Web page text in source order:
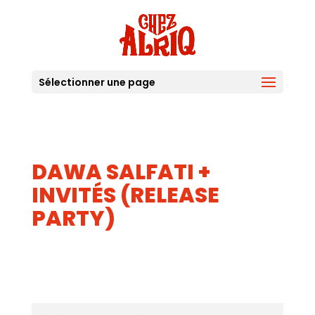
Sélectionner une page
DAWA SALFATI +
INVITÉS (RELEASE
PARTY)